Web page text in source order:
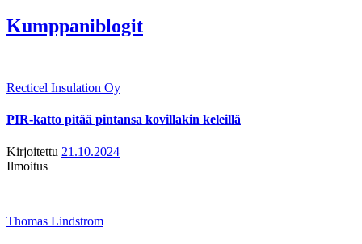
Kumppaniblogit
Recticel Insulation Oy
PIR-katto pitää pintansa kovillakin keleillä
Kirjoitettu 21.10.2024
Ilmoitus
Thomas Lindstrom